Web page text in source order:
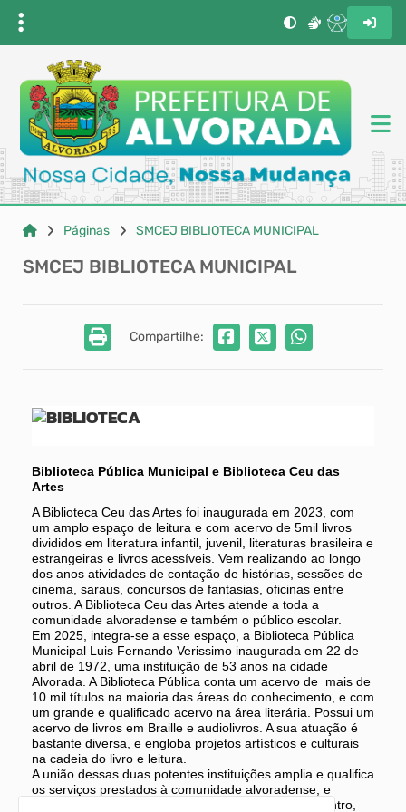
Páginas SMCEJ BIBLIOTECA MUNICIPAL
SMCEJ BIBLIOTECA MUNICIPAL
Compartilhe:
Biblioteca Pública Municipal e Biblioteca Ceu das
Artes
A Biblioteca Ceu das Artes foi inaugurada em 2023, com
um amplo espaço de leitura e com acervo de 5mil livros
divididos em literatura infantil, juvenil, literaturas brasileira e
estrangeiras e livros acessíveis. Vem realizando ao longo
dos anos atividades de contação de histórias, sessões de
cinema, saraus, concursos de fantasias, oficinas entre
outros. A Biblioteca Ceu das Artes atende a toda a
comunidade alvoradense e também o público escolar.
Em 2025, integra-se a esse espaço, a Biblioteca Pública
Municipal Luis Fernando Verissimo inaugurada em 22 de
abril de 1972, uma instituição de 53 anos na cidade
Alvorada. A Biblioteca Pública conta um acervo de mais de
10 mil títulos na maioria das áreas do conhecimento, e com
um grande e qualificado acervo na área literária. Possui um
acervo de livros em Braille e audiolivros. A sua atuação é
bastante diversa, e engloba projetos artísticos e culturais
na cadeia do livro e leitura.
A união dessas duas potentes instituições amplia e qualifica
os serviços prestados à comunidade alvoradense, e
pretende ser um importante espaço de leitura, encontro,